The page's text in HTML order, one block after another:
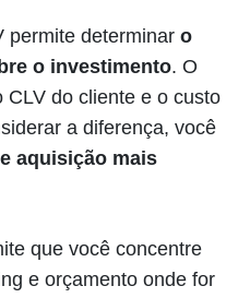
permite determinar o
o investimento. O
CLV do cliente e o custo
a diferença, você
aquisição mais
que você concentre
e orçamento onde for